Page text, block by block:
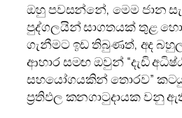
ඔහු පවසන්නේ, මෙම ජාන
පුද්ගලයින් සාගතයක් තුළ
ගැනීමට ඉඩ තිබුණත්, අද
ආහාර සමඟ ඔවුන් “දැඩි
සහයෝගයකින් තොරව”
ප්‍රතිඵල කනගාටුදායක වනු